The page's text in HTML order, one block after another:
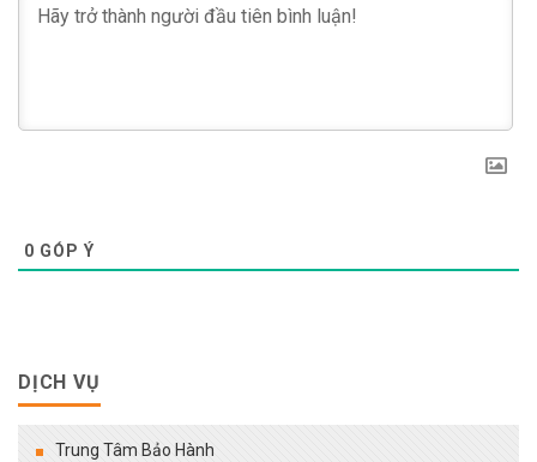
0 GÓP Ý
DỊCH VỤ
Trung Tâm Bảo Hành